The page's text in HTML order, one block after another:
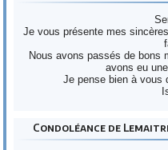
Je vous présente mes
Nous avons passés de bons
avons eu
Je pense bien à vous
Condoléance de